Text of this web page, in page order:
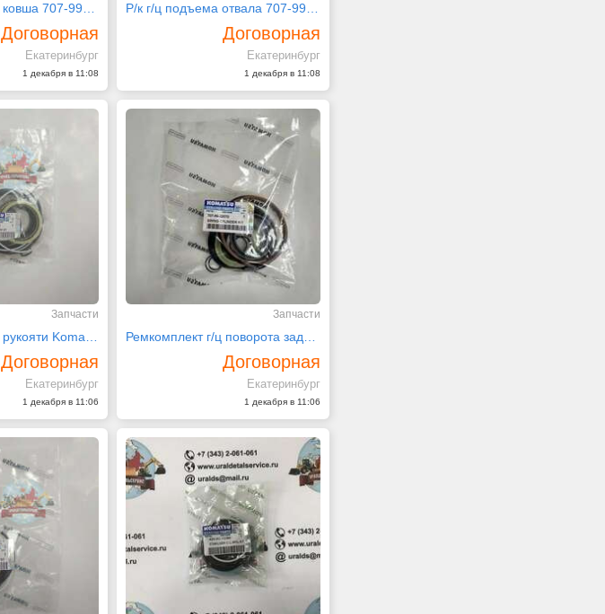
Договорная
Екатеринбург
1 декабря в 11:08
Договорная
Екатеринбург
1 декабря в 11:08
Запчасти
Договорная
Екатеринбург
1 декабря в 11:06
Запчасти
Договорная
Екатеринбург
1 декабря в 11:06